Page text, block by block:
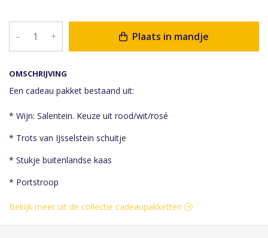
OMSCHRIJVING
Een cadeau pakket bestaand uit:
* Wijn: Salentein. Keuze uit rood/wit/rosé
* Trots van IJsselstein schuitje
* Stukje buitenlandse kaas
* Portstroop
– + Plaats in mandje
Bekijk meer uit de collectie cadeaupakketten